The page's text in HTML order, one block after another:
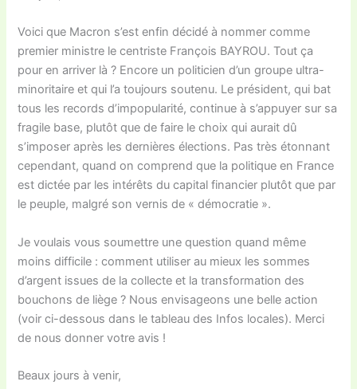
Voici que Macron s’est enfin décidé à nommer comme
premier ministre le centriste François BAYROU. Tout ça
pour en arriver là ? Encore un politicien d’un groupe ultra-
minoritaire et qui l’a toujours soutenu. Le président, qui bat
tous les records d’impopularité, continue à s’appuyer sur sa
fragile base, plutôt que de faire le choix qui aurait dû
s’imposer après les dernières élections. Pas très étonnant
cependant, quand on comprend que la politique en France
est dictée par les intérêts du capital financier plutôt que par
le peuple, malgré son vernis de « démocratie ».
Je voulais vous soumettre une question quand même
moins difficile : comment utiliser au mieux les sommes
d’argent issues de la collecte et la transformation des
bouchons de liège ? Nous envisageons une belle action
(voir ci-dessous dans le tableau des Infos locales). Merci
de nous donner votre avis !
Beaux jours à venir,